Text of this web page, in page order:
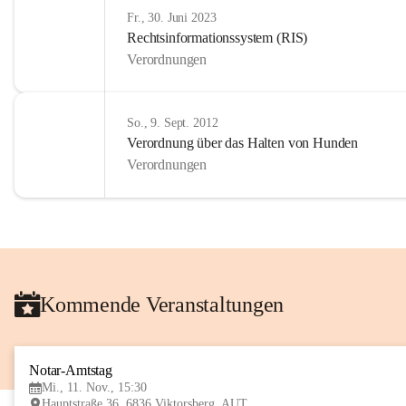
Fr., 30. Juni 2023
Rechtsinformationssystem (RIS)
Verordnungen
So., 9. Sept. 2012
Verordnung über das Halten von Hunden
Verordnungen
Kommende Veranstaltungen
Notar-Amtstag
Mi., 11. Nov., 15:30